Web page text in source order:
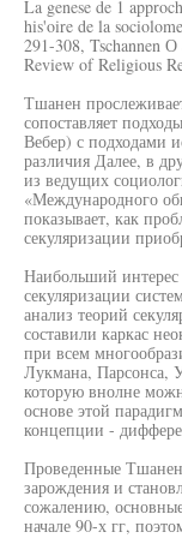
La genese de 1
his'oire de la
291-308, Tschannen
Review of Religious
Тшанен
сопоставляет
Вебер) с подходами
различия Далее, в
из ведущих
«Международного
показывает, как
секуляризации
Наибольший интерес
секуляризации
анализ теорий
составили каркас
при всем
Лукмана, Парсонса,
которую внолне
основе этой
концепции -
Проведенные
зарождения и
сожалению,
начале 90-х гг,